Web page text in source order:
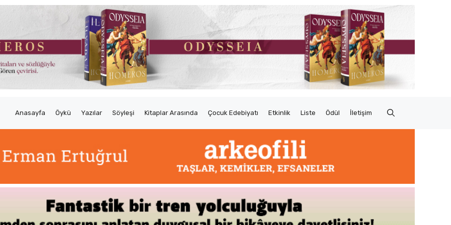
Anasayfa Öykü Yazılar Söyleşi Kitaplar Arasında Çocuk Edebiyatı Etkinlik Liste Ödül İletişim